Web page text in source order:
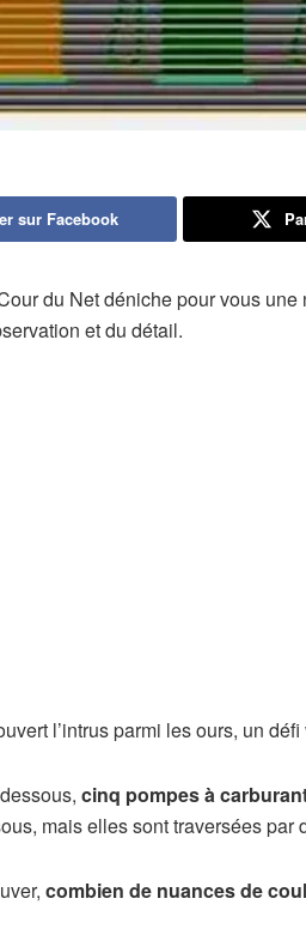
sur Facebook
du Net déniche pour vous
et du détail.
l’intrus parmi les ours, un
cinq pompes à
mais elles sont traversées par
combien de nuances de